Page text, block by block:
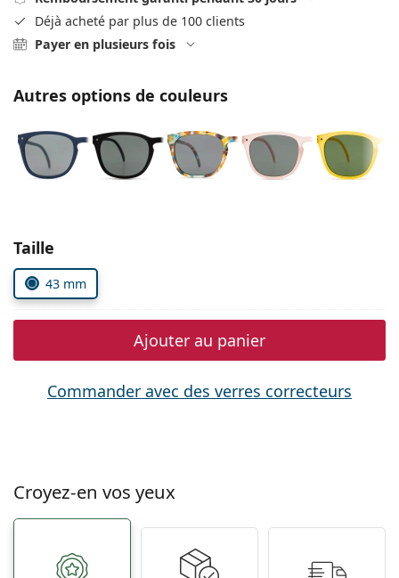
Persol
Prada
Déjà acheté par plus de 100 clients
Payer en plusieurs fois
Autres options de couleurs
Choisissez les paramètres
Taille
43 mm
Ajouter au panier
Commander avec des verres correcteurs
Croyez-en vos yeux